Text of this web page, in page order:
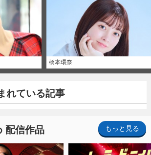
橋本環奈
れている記事
配信作品 もっと見る